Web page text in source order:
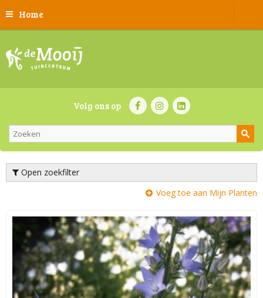
Home
Volg ons op
Open zoekfilter
Voeg toe aan Mijn Planten